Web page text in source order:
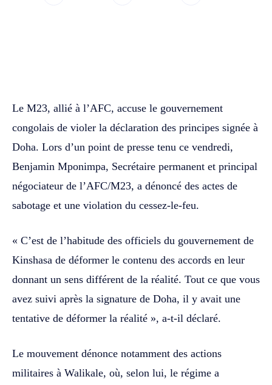
Le M23, allié à l’AFC, accuse le gouvernement
congolais de violer la déclaration des principes signée à
Doha. Lors d’un point de presse tenu ce vendredi,
Benjamin Mponimpa, Secrétaire permanent et principal
négociateur de l’AFC/M23, a dénoncé des actes de
sabotage et une violation du cessez-le-feu.
« C’est de l’habitude des officiels du gouvernement de
Kinshasa de déformer le contenu des accords en leur
donnant un sens différent de la réalité. Tout ce que vous
avez suivi après la signature de Doha, il y avait une
tentative de déformer la réalité », a-t-il déclaré.
Le mouvement dénonce notamment des actions
militaires à Walikale, où, selon lui, le régime a